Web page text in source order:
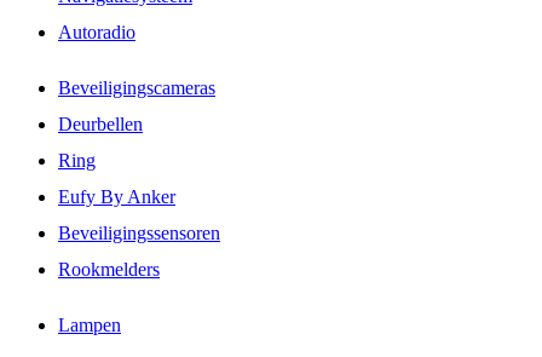
Autoradio
Beveiligingscameras
Deurbellen
Ring
Eufy By Anker
Beveiligingssensoren
Rookmelders
Lampen